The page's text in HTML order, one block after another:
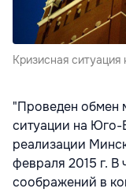
Кризисная
"Проведен обмен
ситуации на Юго-
реализации
февраля 2015 г. В
соображений в